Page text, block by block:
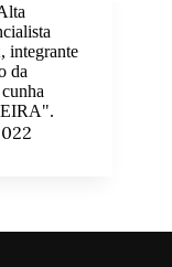
integrante
da